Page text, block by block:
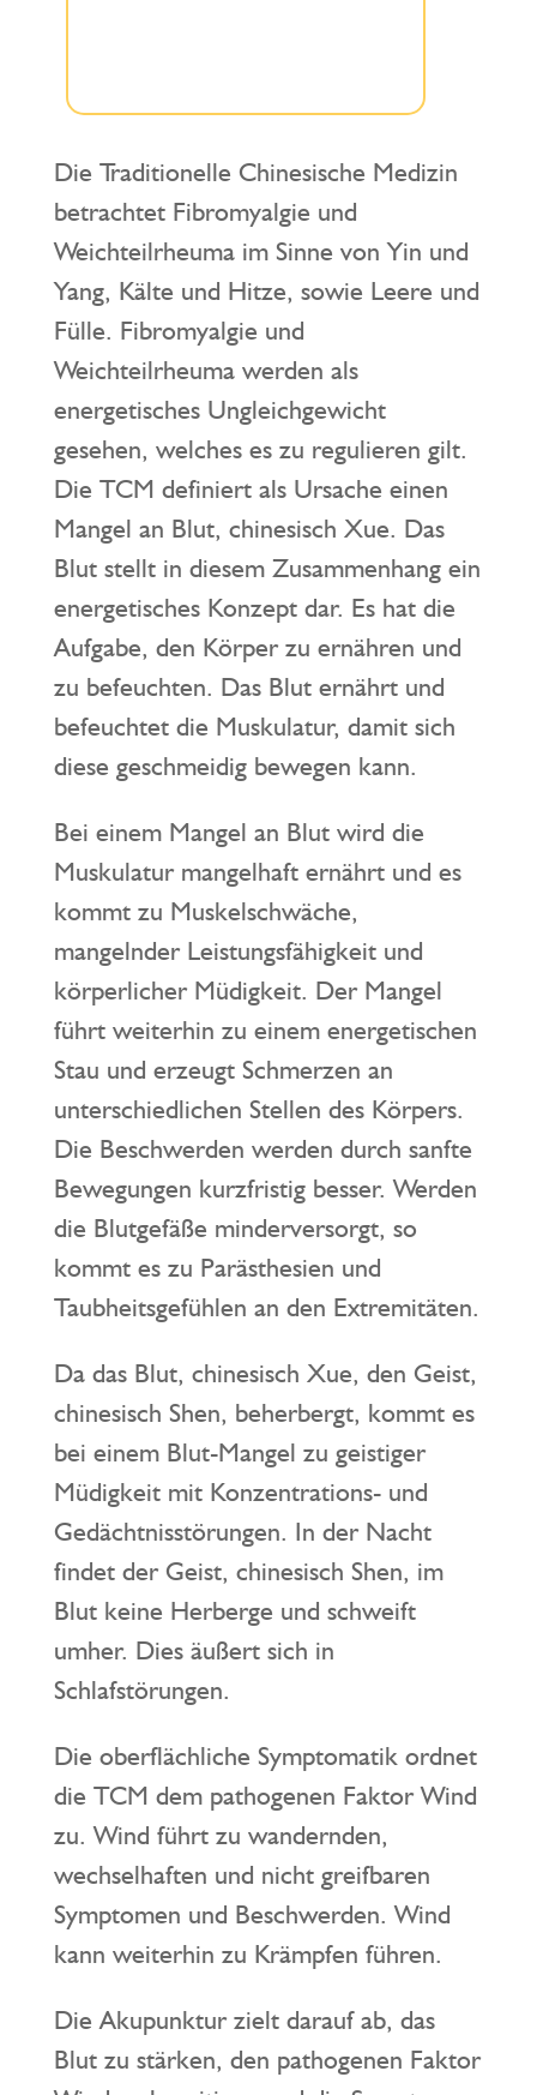
Die Traditionelle Chinesische Medizin
betrachtet Fibromyalgie und
Weichteilrheuma im Sinne von Yin und
Yang, Kälte und Hitze, sowie Leere und
Fülle. Fibromyalgie und
Weichteilrheuma werden als
energetisches Ungleichgewicht
gesehen, welches es zu regulieren gilt.
Die TCM definiert als Ursache einen
Mangel an Blut, chinesisch Xue. Das
Blut stellt in diesem Zusammenhang ein
energetisches Konzept dar. Es hat die
Aufgabe, den Körper zu ernähren und
zu befeuchten. Das Blut ernährt und
befeuchtet die Muskulatur, damit sich
diese geschmeidig bewegen kann.
Bei einem Mangel an Blut wird die
Muskulatur mangelhaft ernährt und es
kommt zu Muskelschwäche,
mangelnder Leistungsfähigkeit und
körperlicher Müdigkeit. Der Mangel
führt weiterhin zu einem energetischen
Stau und erzeugt Schmerzen an
unterschiedlichen Stellen des Körpers.
Die Beschwerden werden durch sanfte
Bewegungen kurzfristig besser. Werden
die Blutgefäße minderversorgt, so
kommt es zu Parästhesien und
Taubheitsgefühlen an den Extremitäten.
Da das Blut, chinesisch Xue, den Geist,
chinesisch Shen, beherbergt, kommt es
bei einem Blut-Mangel zu geistiger
Müdigkeit mit Konzentrations- und
Gedächtnisstörungen. In der Nacht
findet der Geist, chinesisch Shen, im
Blut keine Herberge und schweift
umher. Dies äußert sich in
Schlafstörungen.
Die oberflächliche Symptomatik ordnet
die TCM dem pathogenen Faktor Wind
zu. Wind führt zu wandernden,
wechselhaften und nicht greifbaren
Symptomen und Beschwerden. Wind
kann weiterhin zu Krämpfen führen.
Die Akupunktur zielt darauf ab, das
Blut zu stärken, den pathogenen Faktor